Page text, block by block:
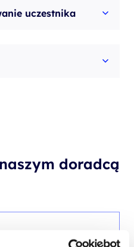
uczestnika
doradcą